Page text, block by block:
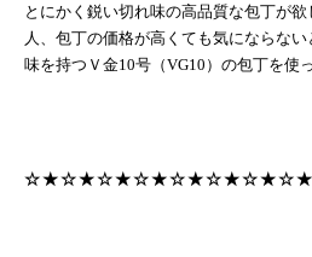
とにかく鋭い切れ味の高品質な包丁が
人、包丁の価格が高くても気にならな
味を持つＶ金10号（VG10 ）の包丁を使